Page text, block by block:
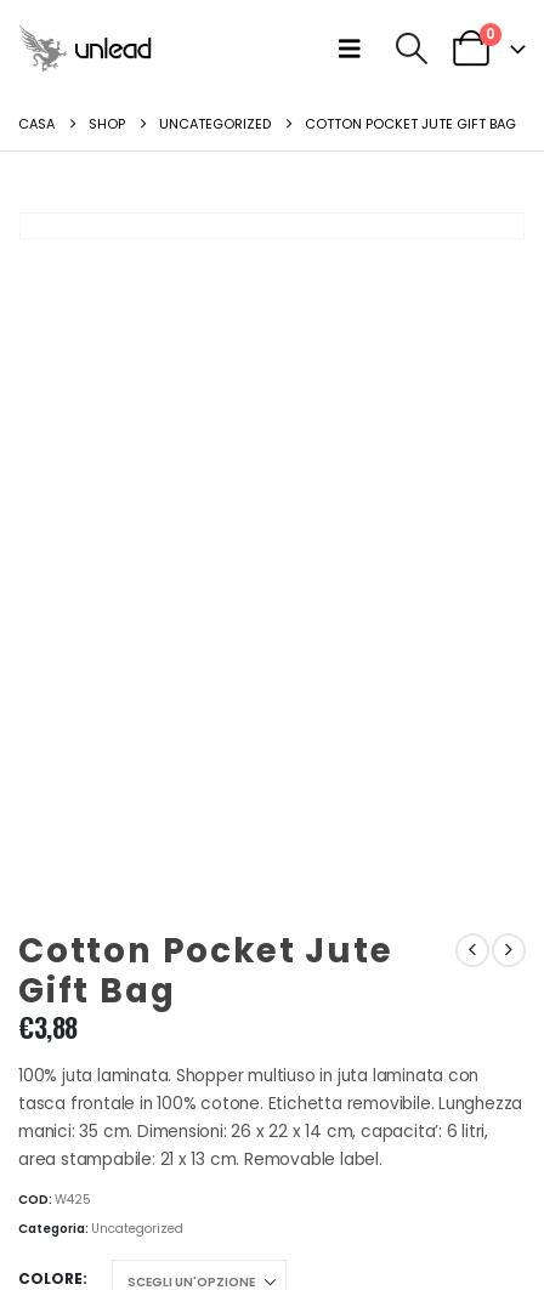
0
CASA SHOP UNCATEGORIZED COTTON POCKET JUTE GIFT BAG
Cotton Pocket Jute
Gift Bag
€3,88
100% juta laminata. Shopper multiuso in juta laminata con
tasca frontale in 100% cotone. Etichetta removibile. Lunghezza
manici: 35 cm. Dimensioni: 26 x 22 x 14 cm, capacita’: 6 litri,
area stampabile: 21 x 13 cm. Removable label.
COD: W425
Categoria: Uncategorized
COLORE